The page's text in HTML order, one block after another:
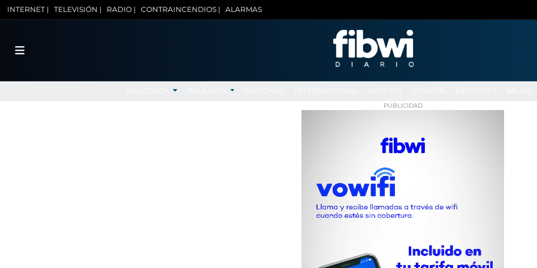
INTERNET | TELEVISIÓN | RADIO | CONTRAINCENDIOS | ALARMAS